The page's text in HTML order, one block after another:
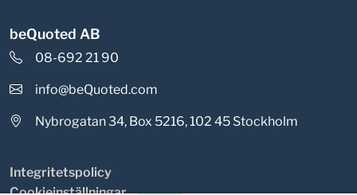
beQuoted AB
08-692 21 90
info@beQuoted.com
Nybrogatan 34, Box 5216, 102 45 Stockholm
Integritetspolicy